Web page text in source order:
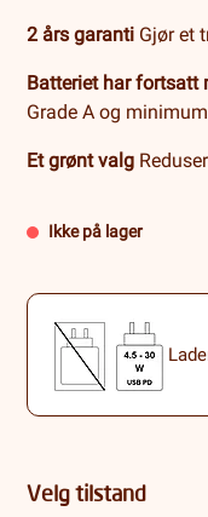
2 års garanti Gjør et
Batteriet har fortsatt
Grade A og
Et grønt valg
Ikke på lager
Velg tilstand